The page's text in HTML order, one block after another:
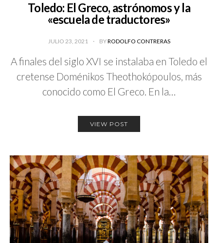
Toledo: El Greco, astrónomos y la
«escuela de traductores»
JULIO 23, 2021 BYRODOLFO CONTRERAS
A finales del siglo XVI se instalaba en Toledo el
cretense Doménikos Theothokópoulos, más
conocido como El Greco. En la…
VIEW POST